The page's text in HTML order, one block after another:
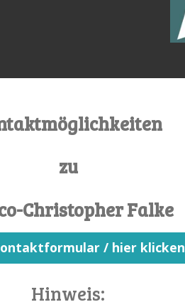
zu
Christopher Falke
/ hier klicken
Hinweis: